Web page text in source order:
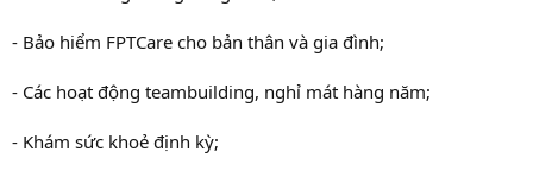
- Bảo hiểm FPTCare cho bản thân và gia đình;
- Các hoạt động teambuilding, nghỉ mát hàng năm;
- Khám sức khoẻ định kỳ;